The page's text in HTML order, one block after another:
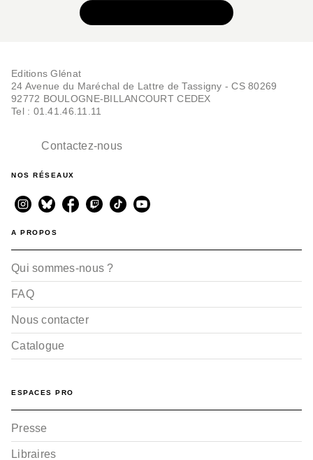
Editions Glénat
24 Avenue du Maréchal de Lattre de Tassigny - CS 80269
92772 BOULOGNE-BILLANCOURT CEDEX
Tel : 01.41.46.11.11
Contactez-nous
NOS RÉSEAUX
A PROPOS
Qui sommes-nous ?
FAQ
Nous contacter
Catalogue
ESPACES PRO
Presse
Libraires